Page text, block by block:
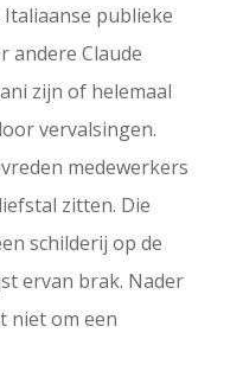
Italiaanse publieke
andere Claude
zijn of helemaal
vervalsingen.
medewerkers
zitten. Die
schilderij op de
ervan brak. Nader
niet om een